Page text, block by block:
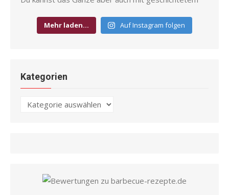
Mehr laden… Auf Instagram folgen
Kategorien
Kategorien